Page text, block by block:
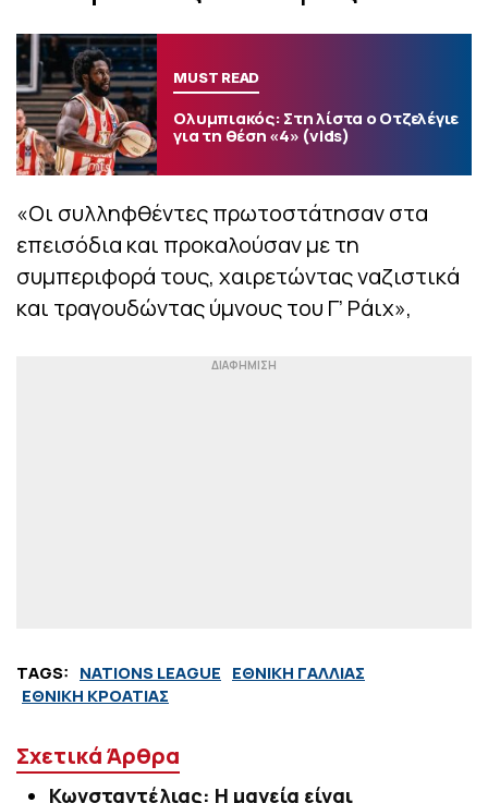
MUST READ
Ολυμπιακός: Στη λίστα ο Οτζελέγιε
για τη θέση «4» (vids)
«Οι συλληφθέντες πρωτοστάτησαν στα
επεισόδια και προκαλούσαν με τη
συμπεριφορά τους, χαιρετώντας ναζιστικά
και τραγουδώντας ύμνους του Γ’ Ράιχ»,
TAGS: NATIONS LEAGUE ΕΘΝΙΚΗ ΓΑΛΛΙΑΣ
ΕΘΝΙΚΗ ΚΡΟΑΤΙΑΣ
Σχετικά Άρθρα
Κωνσταντέλιας: Η μαγεία είναι